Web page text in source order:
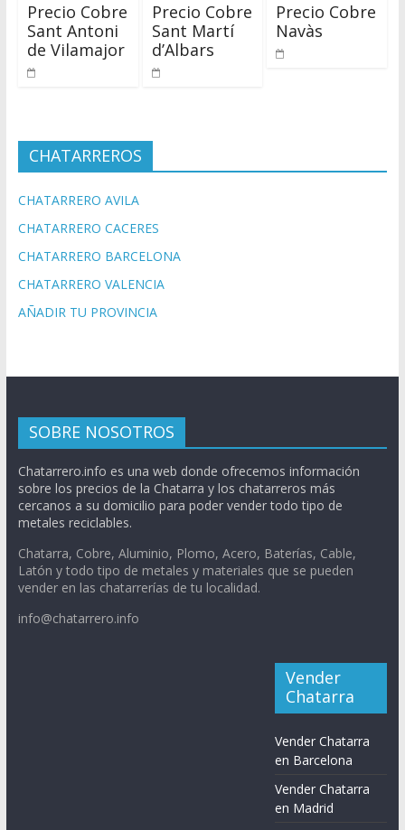
Precio Cobre
Sant Antoni
de Vilamajor
Precio Cobre
Sant Martí
d’Albars
Precio Cobre
Navàs
CHATARREROS
CHATARRERO AVILA
CHATARRERO CACERES
CHATARRERO BARCELONA
CHATARRERO VALENCIA
AÑADIR TU PROVINCIA
SOBRE NOSOTROS
Chatarrero.info es una web donde ofrecemos información
sobre los precios de la Chatarra y los chatarreros más
cercanos a su domicilio para poder vender todo tipo de
metales reciclables.
Chatarra, Cobre, Aluminio, Plomo, Acero, Baterías, Cable,
Latón y todo tipo de metales y materiales que se pueden
vender en las chatarrerías de tu localidad.
info@chatarrero.info
Vender
Chatarra
Vender Chatarra
en Barcelona
Vender Chatarra
en Madrid